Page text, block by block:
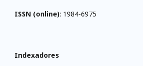
ISSN (online): 1984-6975
Indexadores